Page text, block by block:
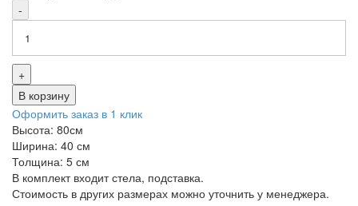
-
+
В корзину
Оформить заказ в 1 клик
Высота: 80см
Ширина: 40 см
Толщина: 5 см
В комплект входит стела, подставка.
Стоимость в других размерах можно уточнить у менеджера.